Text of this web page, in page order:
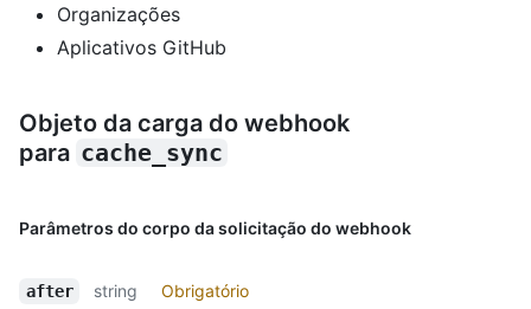
Organizações
Aplicativos GitHub
Objeto da carga do webhook
para cache_sync
Parâmetros do corpo da solicitação do webhook
after string Obrigatório